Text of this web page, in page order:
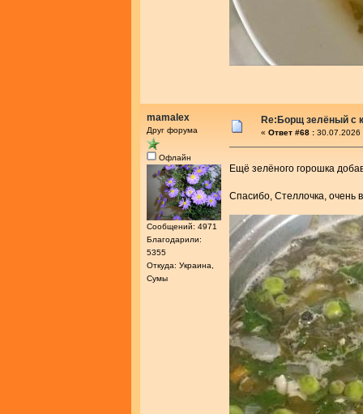
mamalex
Друг форума
Офлайн
Сообщений: 4971
Благодарили:
5355
Откуда: Украина,
Сумы
Re:Борщ зелёный с
« Ответ #68 : 30.07.2026
Ещё зелёного горошка
Спасибо, Стеллочка, очень